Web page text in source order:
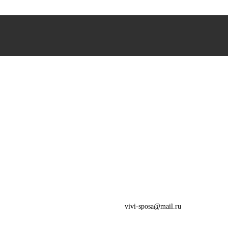
vivi-sposa@mail.ru